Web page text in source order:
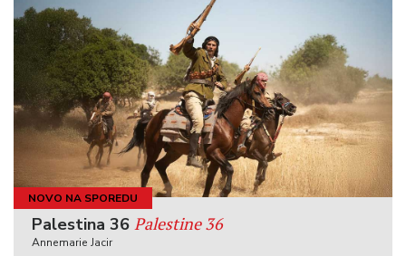
NOVO NA SPOREDU
Palestina 36 Palestine 36
Annemarie Jacir